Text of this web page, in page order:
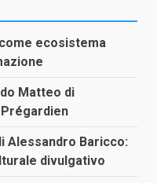
ecosistema
Matteo di
Alessandro Baricco:
divulgativo